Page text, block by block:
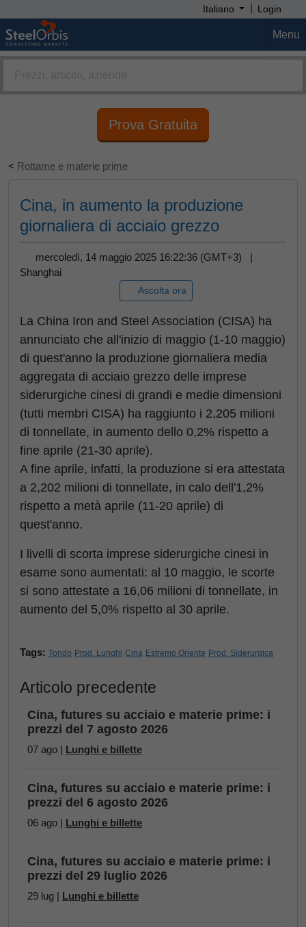
Italiano | Login
Menu
Prova Gratuita
< Rottame e materie prime
Cina, in aumento la produzione
giornaliera di acciaio grezzo
mercoledì, 14 maggio 2025 16:22:36 (GMT+3) |
Shanghai
Ascolta ora
La China Iron and Steel Association (CISA) ha
annunciato che all'inizio di maggio (1-10 maggio)
di quest'anno la produzione giornaliera media
aggregata di acciaio grezzo delle imprese
siderurgiche cinesi di grandi e medie dimensioni
(tutti membri CISA) ha raggiunto i 2,205 milioni
di tonnellate, in aumento dello 0,2% rispetto a
fine aprile (21-30 aprile).
A fine aprile, infatti, la produzione si era attestata
a 2,202 milioni di tonnellate, in calo dell'1,2%
rispetto a metà aprile (11-20 aprile) di
quest'anno.
I livelli di scorta imprese siderurgiche cinesi in
esame sono aumentati: al 10 maggio, le scorte
si sono attestate a 16,06 milioni di tonnellate, in
aumento del 5,0% rispetto al 30 aprile.
Tags: Tondo Prod. Lunghi Cina Estremo Oriente Prod. Siderurgica
Articolo precedente
Cina, futures su acciaio e materie prime: i
prezzi del 7 agosto 2026
07 ago | Lunghi e billette
Cina, futures su acciaio e materie prime: i
prezzi del 6 agosto 2026
06 ago | Lunghi e billette
Cina, futures su acciaio e materie prime: i
prezzi del 29 luglio 2026
29 lug | Lunghi e billette